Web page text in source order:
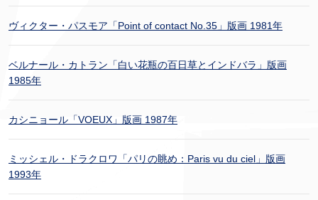
ヴィクター・パスモア「Point of contact No.35」版画 1981年
ベルナール・カトラン「白い花瓶の百日草とインドバラ」版画
1985年
カシニョール「VOEUX」版画 1987年
ミッシェル・ドラクロワ「パリの眺め：Paris vu du ciel」版画
1993年